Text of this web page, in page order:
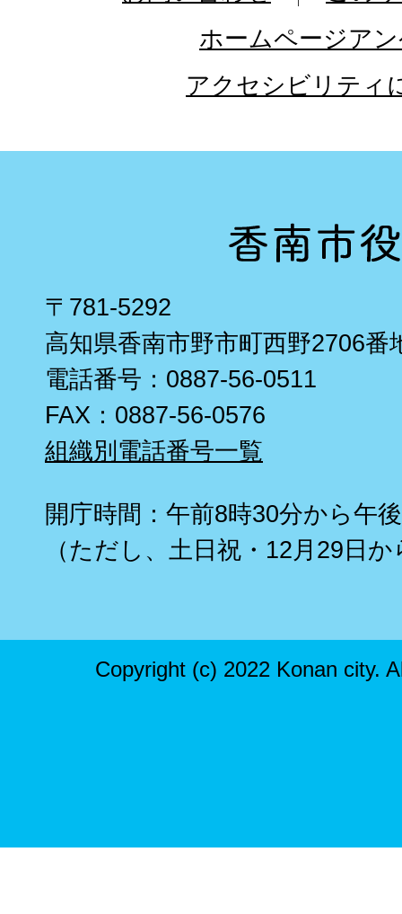
ホームページア
アクセシビリティ
〒781-5292
高知県香南市野市町西野2706番
電話番号：0887-56-0511
FAX：0887-56-0576
組織別電話番号一覧
開庁時間：午前8時30分から午
（ただし、土日祝・12月29日
Copyright (c) 2022 Konan city.